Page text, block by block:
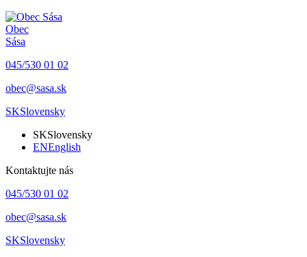
Obec
Sása
045/530 01 02
obec@sasa.sk
SKSlovensky
SKSlovensky
ENEnglish
Kontaktujte nás
045/530 01 02
obec@sasa.sk
SKSlovensky